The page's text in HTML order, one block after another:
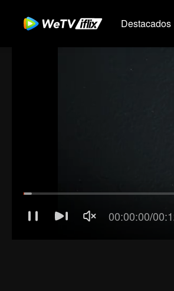
Destacados